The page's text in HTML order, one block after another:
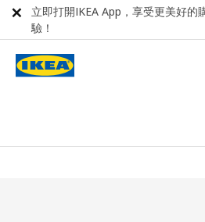
立即打開IKEA App，享受更美好的
驗！